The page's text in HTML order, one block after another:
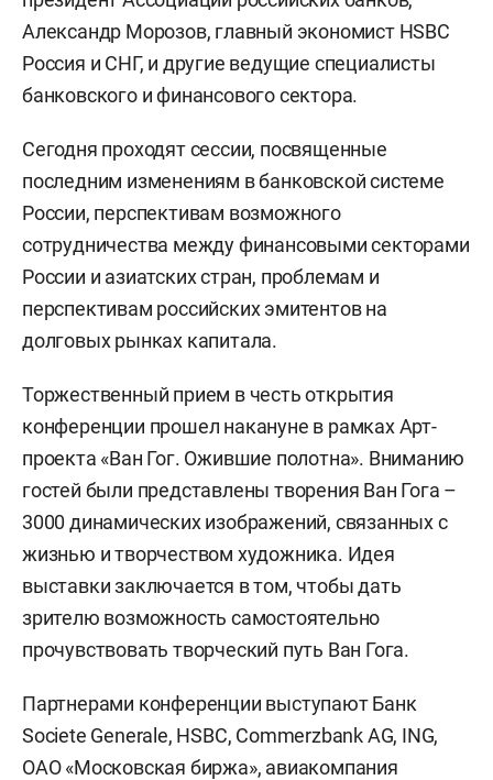
Александр Морозов, главный экономист HSBC
Россия и СНГ, и другие ведущие специалисты
банковского и финансового сектора.
Сегодня проходят сессии, посвященные
последним изменениям в банковской системе
России, перспективам возможного
сотрудничества между финансовыми секторами
России и азиатских стран, проблемам и
перспективам российских эмитентов на
долговых рынках капитала.
Торжественный прием в честь открытия
конференции прошел накануне в рамках Арт-
проекта «Ван Гог. Ожившие полотна». Вниманию
гостей были представлены творения Ван Гога –
3000 динамических изображений, связанных с
жизнью и творчеством художника. Идея
выставки заключается в том, чтобы дать
зрителю возможность самостоятельно
прочувствовать творческий путь Ван Гога.
Партнерами конференции выступают Банк
Societe Generale, HSBC, Commerzbank AG, ING,
ОАО «Московская биржа», авиакомпания